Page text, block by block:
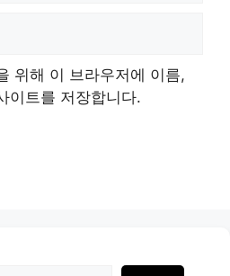
위해 이 브라우저에 이름,
이트를 저장합니다.